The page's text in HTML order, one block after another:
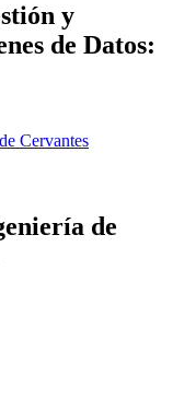
y
de Datos:
Cervantes
de